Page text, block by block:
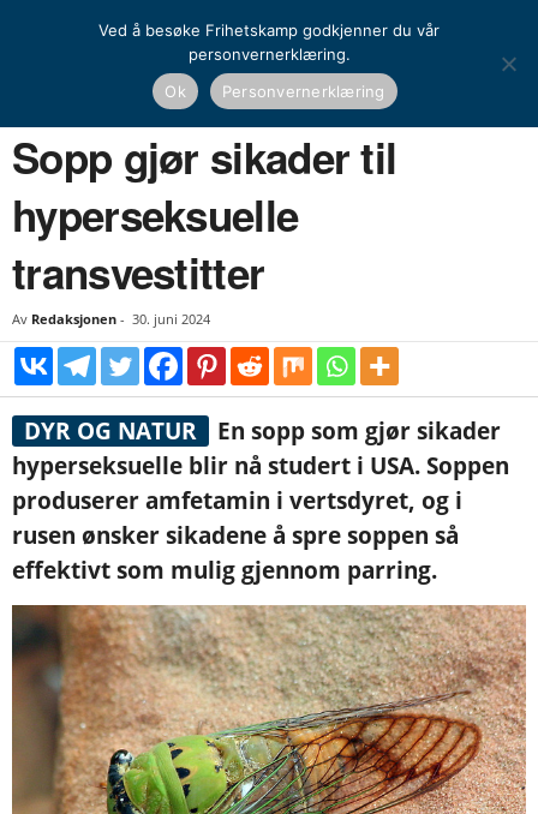
Sopp gjør sikader til hyperseksuelle transvestitter
Sopp gjør sikader til
hyperseksuelle
transvestitter
Av Redaksjonen - 30. juni 2024
DYR OG NATUR
En sopp som gjør sikader
hyperseksuelle blir nå studert i USA. Soppen
produserer amfetamin i vertsdyret, og i
rusen ønsker sikadene å spre soppen så
effektivt som mulig gjennom parring.
Ved å besøke Frihetskamp godkjenner du vår
personvernerklæring.
Ok
Personvernerklæring